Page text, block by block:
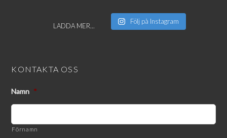
LADDA MER...
Följ på Instagram
KONTAKTA OSS
Namn *
Förnamn